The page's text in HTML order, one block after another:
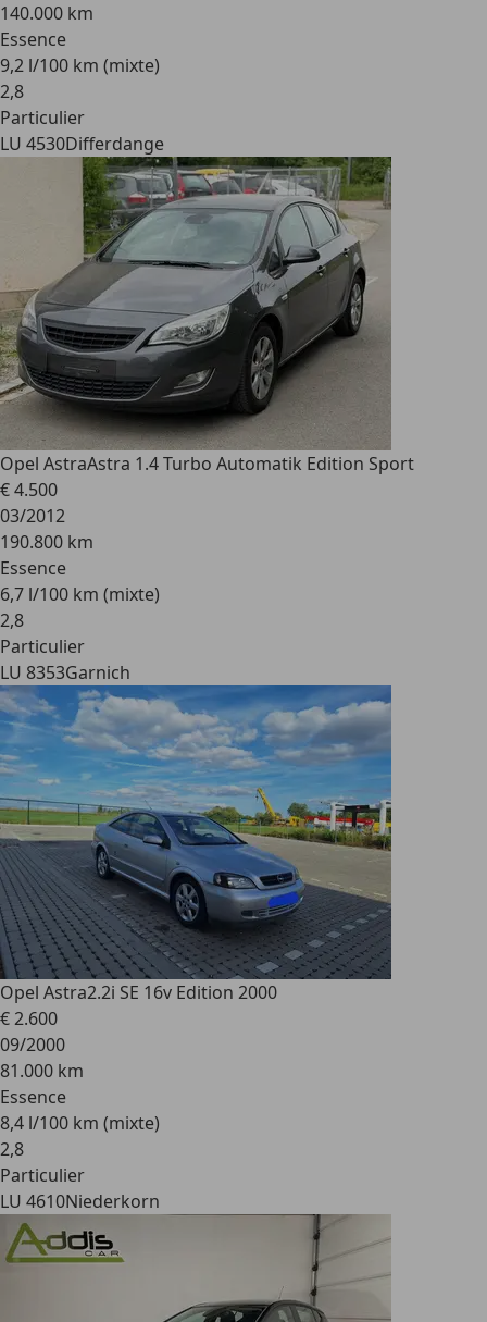
140.000 km
Essence
9,2 l/100 km (mixte)
2,8
Particulier
LU 4530Differdange
Opel AstraAstra 1.4 Turbo Automatik Edition Sport
€ 4.500
03/2012
190.800 km
Essence
6,7 l/100 km (mixte)
2,8
Particulier
LU 8353Garnich
Opel Astra2.2i SE 16v Edition 2000
€ 2.600
09/2000
81.000 km
Essence
8,4 l/100 km (mixte)
2,8
Particulier
LU 4610Niederkorn